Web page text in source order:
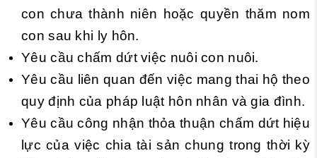
con chưa thành niên hoặc quyền thăm nom
con sau khi ly hôn.
Yêu cầu chấm dứt việc nuôi con nuôi.
Yêu cầu liên quan đến việc mang thai hộ theo
quy định của pháp luật hôn nhân và gia đình.
Yêu cầu công nhận thỏa thuận chấm dứt hiệu
lực của việc chia tài sản chung trong thời kỳ